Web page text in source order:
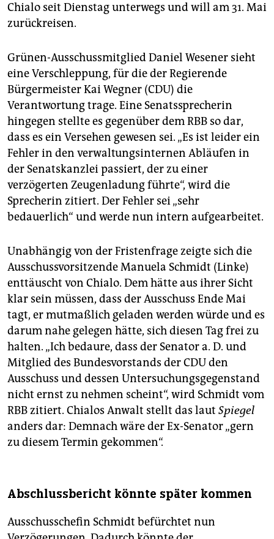
Chialo seit Dienstag unterwegs und will am 31. Mai
zurückreisen.
Grünen-Ausschussmitglied Daniel Wesener sieht
eine Verschleppung, für die der Regierende
Bürgermeister Kai Wegner (CDU) die
Verantwortung trage. Eine Senatssprecherin
hingegen stellte es gegenüber dem RBB so dar,
dass es ein Versehen gewesen sei. „Es ist leider ein
Fehler in den verwaltungsinternen Abläufen in
der Senatskanzlei passiert, der zu einer
verzögerten Zeugenladung führte“, wird die
Sprecherin zitiert. Der Fehler sei „sehr
bedauerlich“ und werde nun intern aufgearbeitet.
Unabhängig von der Fristenfrage zeigte sich die
Ausschussvorsitzende Manuela Schmidt (Linke)
enttäuscht von Chialo. Dem hätte aus ihrer Sicht
klar sein müssen, dass der Ausschuss Ende Mai
tagt, er mutmaßlich geladen werden würde und es
darum nahe gelegen hätte, sich diesen Tag frei zu
halten. „Ich bedaure, dass der Senator a. D. und
Mitglied des Bundesvorstands der CDU den
Ausschuss und dessen Untersuchungsgegenstand
nicht ernst zu nehmen scheint“, wird Schmidt vom
RBB zitiert. Chialos Anwalt stellt das laut Spiegel
anders dar: Demnach wäre der Ex-Senator „gern
zu diesem Termin gekommen“.
Abschlussbericht könnte später kommen
Ausschusschefin Schmidt befürchtet nun